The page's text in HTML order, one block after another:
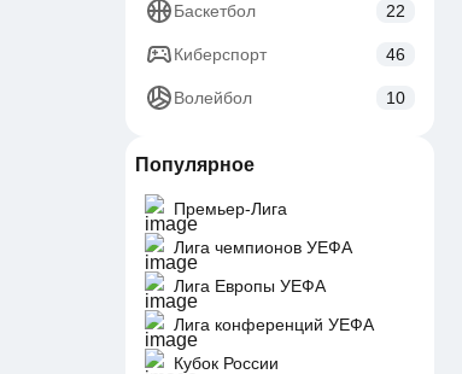
Баскетбол 22
Киберспорт 46
Волейбол 10
Популярное
Премьер-Лига
Лига чемпионов УЕФА
Лига Европы УЕФА
Лига конференций УЕФА
Кубок России